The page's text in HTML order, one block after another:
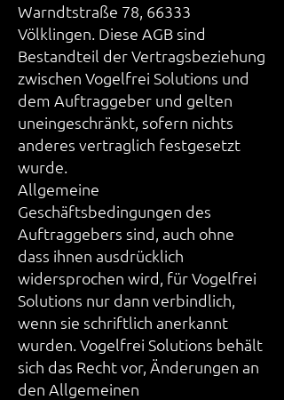
Warndtstraße 78, 66333
Völklingen. Diese AGB sind
Bestandteil der Vertragsbeziehung
zwischen Vogelfrei Solutions und
dem Auftraggeber und gelten
uneingeschränkt, sofern nichts
anderes vertraglich festgesetzt
wurde.
Allgemeine
Geschäftsbedingungen des
Auftraggebers sind, auch ohne
dass ihnen ausdrücklich
widersprochen wird, für Vogelfrei
Solutions nur dann verbindlich,
wenn sie schriftlich anerkannt
wurden. Vogelfrei Solutions behält
sich das Recht vor, Änderungen an
den Allgemeinen